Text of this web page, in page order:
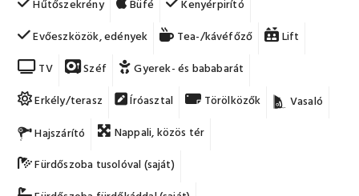
Hűtőszekrény
Büfé
Kenyérpirító
Evőeszközök, edények
Tea-/kávéfőző
Lift
TV
Széf
Gyerek- és bababarát
Erkély/terasz
Íróasztal Törölközők
Vasaló
Hajszárító
Nappali, közös tér
Fürdőszoba tusolóval (saját)